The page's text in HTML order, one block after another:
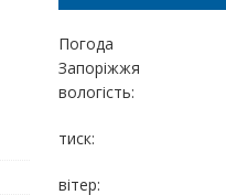
Погода
Запоріжжя
вологість:
тиск:
вітер: